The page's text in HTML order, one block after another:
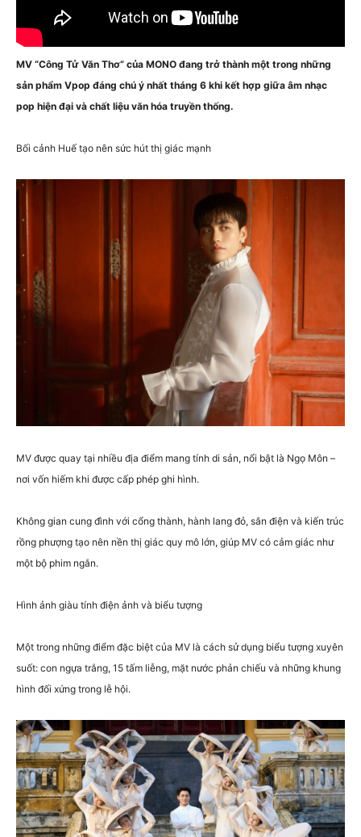
MV “Công Tử Văn Thơ” của MONO đang trở thành một trong những
sản phẩm Vpop đáng chú ý nhất tháng 6 khi kết hợp giữa âm nhạc
pop hiện đại và chất liệu văn hóa truyền thống.
Bối cảnh Huế tạo nên sức hút thị giác mạnh
MV được quay tại nhiều địa điểm mang tính di sản, nổi bật là Ngọ Môn –
nơi vốn hiếm khi được cấp phép ghi hình.
Không gian cung đình với cổng thành, hành lang đỏ, sân điện và kiến trúc
rồng phượng tạo nên nền thị giác quy mô lớn, giúp MV có cảm giác như
một bộ phim ngắn.
Hình ảnh giàu tính điện ảnh và biểu tượng
Một trong những điểm đặc biệt của MV là cách sử dụng biểu tượng xuyên
suốt: con ngựa trắng, 15 tấm liễng, mặt nước phản chiếu và những khung
hình đối xứng trong lễ hội.